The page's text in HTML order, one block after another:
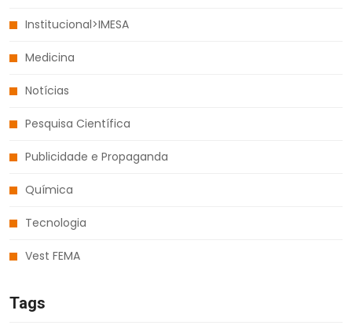
Institucional>IMESA
Medicina
Notícias
Pesquisa Científica
Publicidade e Propaganda
Química
Tecnologia
Vest FEMA
Tags